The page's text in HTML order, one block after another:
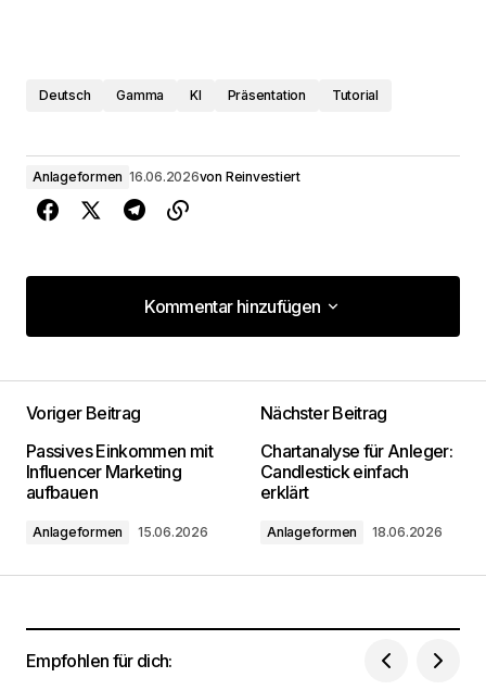
Deutsch Gamma KI Präsentation Tutorial
Anlageformen 16.06.2026von Reinvestiert
Kommentar hinzufügen
Kommentar hinzufügen
veröffentlicht. Erforderliche Felder sind mit*
markiert
Kommentar*
Dein Name*
Voriger Beitrag
Passives Einkommen mit
Influencer Marketing
aufbauen
Anlageformen 15.06.2026
Nächster Beitrag
Chartanalyse für Anleger:
Candlestick einfach
erklärt
Anlageformen 18.06.2026
Empfohlen für dich: